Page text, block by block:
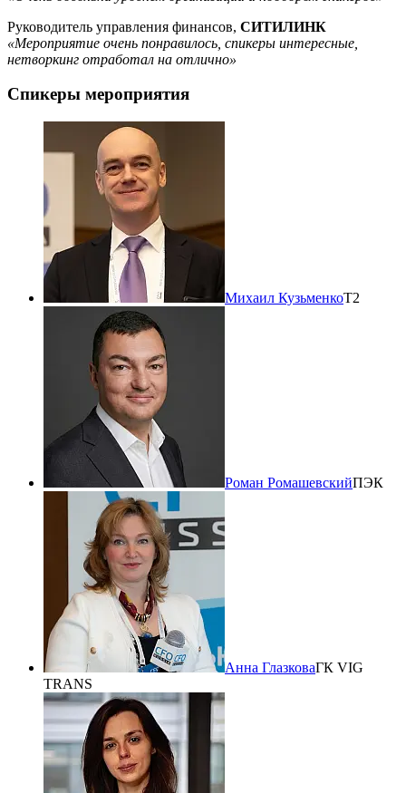
Руководитель управления финансов, СИТИЛИНК
«Мероприятие очень понравилось, спикеры интересные,
нетворкинг отработал на отлично»
Спикеры мероприятия
Михаил КузьменкоТ2
Роман РомашевскийПЭК
Анна ГлазковаГК VIG
TRANS